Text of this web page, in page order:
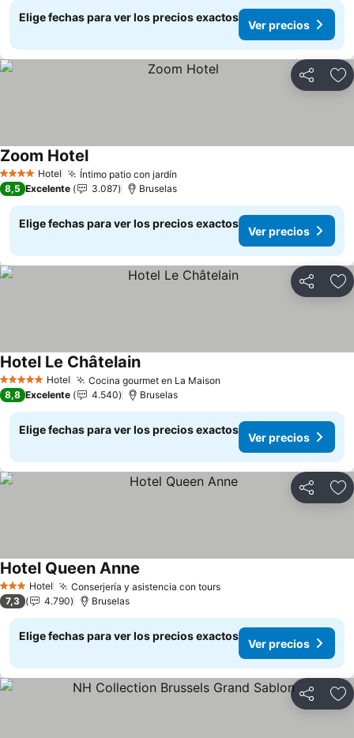
Elige fechas para ver los precios exactos
Ver precios
Compartir
4 EstrellasHotel Íntimo patio con jardín
Zoom HotelVer precios
8,5 Excelente 3.087 Bruselas
Elige fechas para ver los precios exactos
Ver precios
Compartir
5 Estrellas Hotel Cocina gourmet en La Maison
Hotel Le ChâtelainVer precios
8,8 Excelente 4.540 Bruselas
Elige fechas para ver los precios exactos
Ver precios
Compartir
3 Estrellas
Hotel Conserjería y asistencia con toursVer precios
Hotel Queen Anne
7,3 4.790 Bruselas
Elige fechas para ver los precios exactos
Ver precios
Compartir